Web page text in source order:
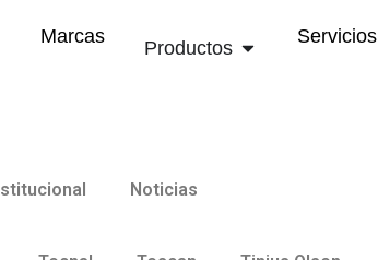
Marcas
Productos
Servicios
Noticias